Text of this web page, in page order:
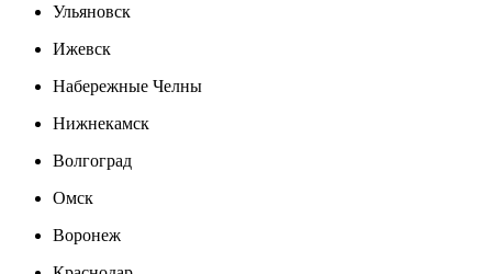
Ульяновск
Ижевск
Набережные Челны
Нижнекамск
Волгоград
Омск
Воронеж